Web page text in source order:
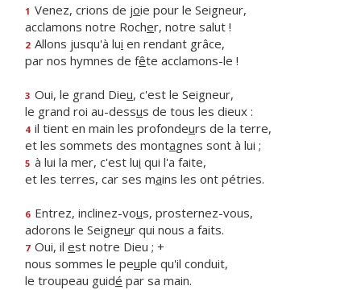
1 Venez, crions de joie pour le Seigneur,
acclamons notre Rocher, notre salut !
2 Allons jusqu'à lui en rendant grâce,
par nos hymnes de fête acclamons-le !
3 Oui, le grand Dieu, c'est le Seigneur,
le grand roi au-dessus de tous les dieux :
4 il tient en main les profondeurs de la terre,
et les sommets des montagnes sont à lui ;
5 à lui la mer, c'est lui qui l'a faite,
et les terres, car ses mains les ont pétries.
6 Entrez, inclinez-vous, prosternez-vous,
adorons le Seigneur qui nous a faits.
7 Oui, il est notre Dieu ; +
nous sommes le peuple qu'il conduit,
le troupeau guidé par sa main.